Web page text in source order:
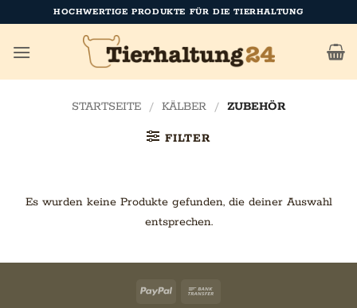
Inhalt
springen
HOCHWERTIGE PRODUKTE FÜR DIE TIERHALTUNG
STARTSEITE / KÄLBER / ZUBEHÖR
FILTER
Es wurden keine Produkte gefunden, die deiner Auswahl
entsprechen.
PayPal